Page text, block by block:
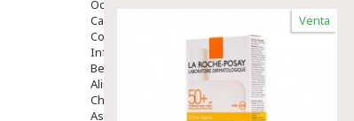
Ocular
Capilar
Complementos
Infantil
Bebé
Alimentación Y Complementos
Chupetes Y Mordedores
Aseo Y Baño
Venta